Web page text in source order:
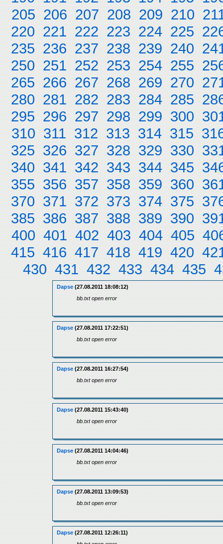
205 206 207 208 209 210
220 221 222 223 224 225
235 236 237 238 239 240
250 251 252 253 254 255
265 266 267 268 269 270
280 281 282 283 284 285
295 296 297 298 299 300
310 311 312 313 314 315
325 326 327 328 329 330
340 341 342 343 344 345
355 356 357 358 359 360
370 371 372 373 374 375
385 386 387 388 389 390
400 401 402 403 404 405
415 416 417 418 419 420
430 431 432 433 434 435
Dapse (27.08.2011 18:08:12)
bb.txt open error
Dapse (27.08.2011 17:22:51)
bb.txt open error
Dapse (27.08.2011 16:27:54)
bb.txt open error
Dapse (27.08.2011 15:43:40)
bb.txt open error
Dapse (27.08.2011 14:04:46)
bb.txt open error
Dapse (27.08.2011 13:09:53)
bb.txt open error
Dapse (27.08.2011 12:26:11)